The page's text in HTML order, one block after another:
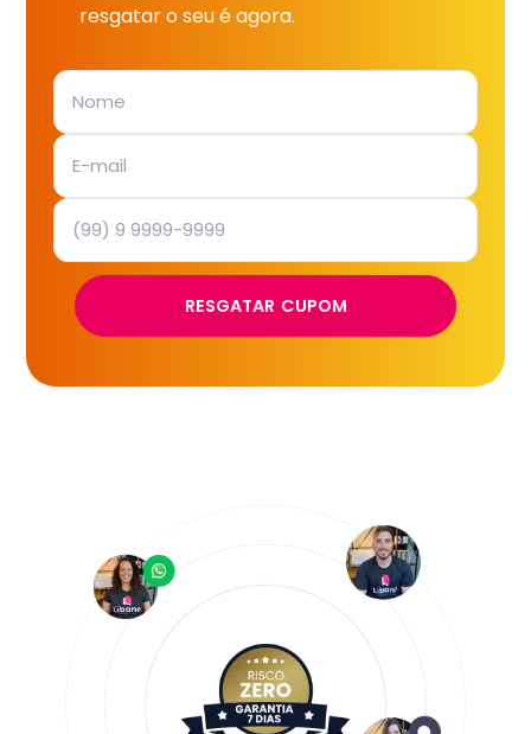
resgatar o seu é agora.
RESGATAR CUPOM